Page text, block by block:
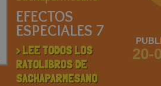
EFECTOS
ESPECIALES 7
> LEE TODOS LOS
RATOLIBROS DE
SACHAPARMESANO
20-